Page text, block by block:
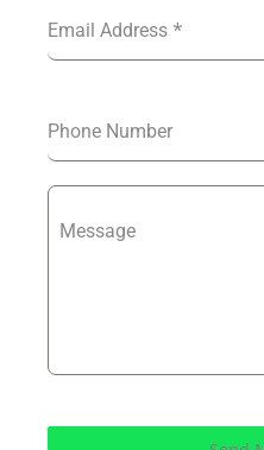
Email Address *
Phone Number
Message